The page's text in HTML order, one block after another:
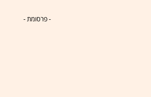
- פרסומת -